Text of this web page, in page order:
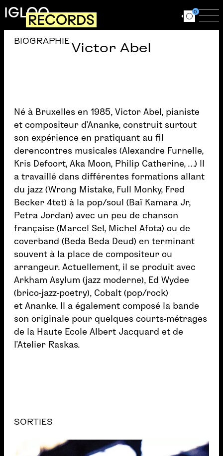
Aller au contenu principal
IGLOORECORDS Ouvrir le
0
Victor Abel
BIOGRAPHIE
Né à Bruxelles en 1985, Victor Abel, pianiste
et compositeur d’Ananke, construit surtout
son expérience en pratiquant au fil
derencontres musicales (Alexandre Furnelle,
Kris Defoort, Aka Moon, Philip Catherine, …) Il
a travaillé dans différentes formations allant
du jazz (Wrong Mistake, Full Monky, Fred
Becker 4tet) à la pop/soul (Baï Kamara Jr,
Petra Jordan) avec un peu de chanson
française (Marcel Sel, Michel Afota) ou de
coverband (Beda Beda Deud) en terminant
souvent à la place de compositeur ou
arrangeur. Actuellement, il se produit avec
Arkham Asylum (jazz moderne), Ed Wydee
(brico-jazz-poetry), Cobalt (pop/rock)
et Ananke. Il a également composé la bande
son originale pour quelques courts-métrages
de la Haute Ecole Albert Jacquard et de
l’Atelier Raskas.
SORTIES